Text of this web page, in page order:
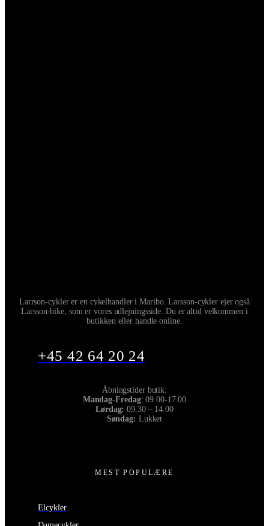
Larrson-cykler er en cykelhandler i Maribo. Larsson-cykler ejer også
Larsson-bike, som er vores udlejningsside. Du er altid velkommen i
butikken eller handle online.
+45 42 64 20 24
Åbningstider butik:
Mandag-Fredag: 09.00-17.00
Lørdag:09.30 – 14.00
Søndag: Lukket
MEST POPULÆRE
Elcykler